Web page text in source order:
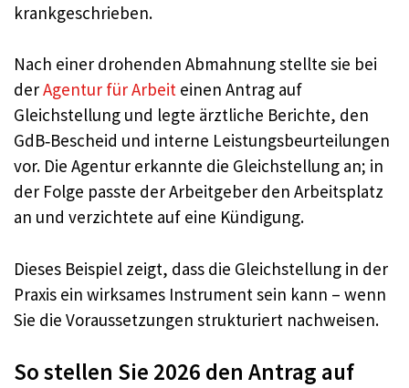
krankgeschrieben.
Nach einer drohenden Abmahnung stellte sie bei
derAgentur für Arbeit einen Antrag auf
Gleichstellung und legte ärztliche Berichte, den
GdB‑Bescheid und interne Leistungsbeurteilungen
vor. Die Agentur erkannte die Gleichstellung an; in
der Folge passte der Arbeitgeber den Arbeitsplatz
an und verzichtete auf eine Kündigung.
Dieses Beispiel zeigt, dass die Gleichstellung in der
Praxis ein wirksames Instrument sein kann – wenn
Sie die Voraussetzungen strukturiert nachweisen.
So stellen Sie 2026 den Antrag auf